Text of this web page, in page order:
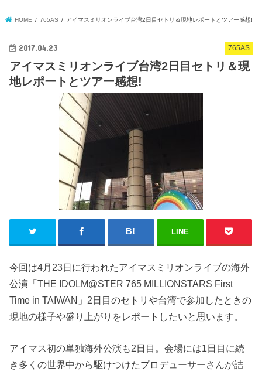
HOME 765AS アイマスミリオンライブ台湾2日目セトリ＆現地レポートとツアー感想!
765AS
2017.04.23
アイマスミリオンライブ台湾2日目セトリ＆現
地レポートとツアー感想!
LINE
今回は4月23日に行われたアイマスミリオンライブの海外
公演「THE IDOLM@STER 765 MILLIONSTARS First
Time in TAIWAN」2日目のセトリや台湾で参加したときの
現地の様子や盛り上がりをレポートしたいと思います。
アイマス初の単独海外公演も2日目。会場には1日目に続
き多くの世界中から駆けつけたプロデューサーさんが詰